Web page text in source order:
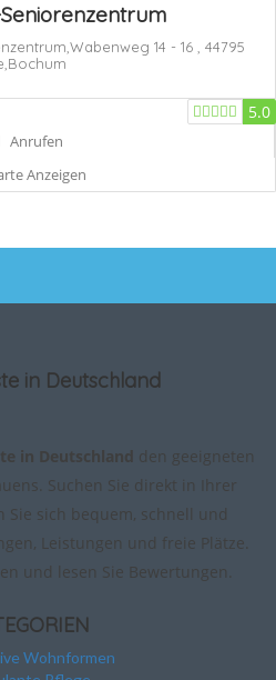
14 - 16 , 44795
5.0
Anrufen
Anzeigen
in Deutschland
in Deutschland den geeigneten
Suchen Sie direkt in Ihrer
Sie sich bequem, schnell und
Leistungen und freie Plätze.
und lesen Sie Bewertungen.
Wohnformen